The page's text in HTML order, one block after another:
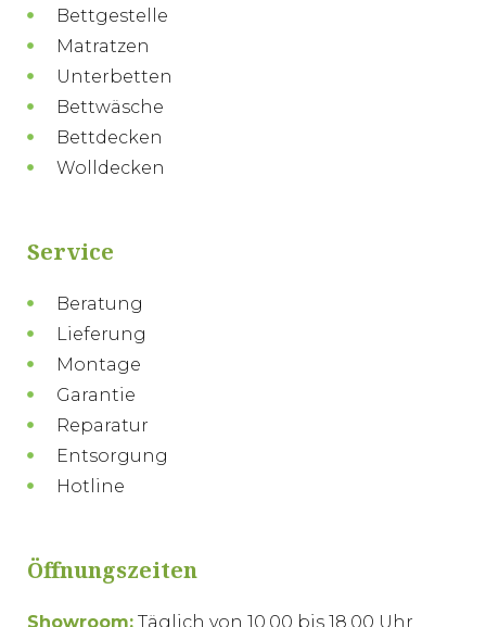
Bettgestelle
Matratzen
Unterbetten
Bettwäsche
Bettdecken
Wolldecken
Service
Beratung
Lieferung
Montage
Garantie
Reparatur
Entsorgung
Hotline
Öffnungszeiten
Showroom: Täglich von 10.00 bis 18.00 Uhr